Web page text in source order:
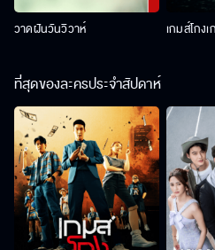
วาดฝันวันวิวาห์ เกมส์โกง
ที่สุดของละครประจำสัปดาห์